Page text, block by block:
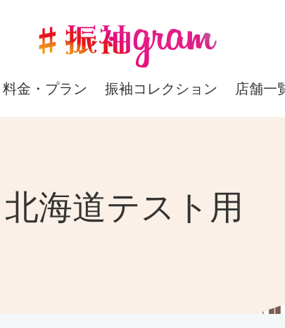
料金・プラン 振袖コレクション 店舗一
北海道テスト用